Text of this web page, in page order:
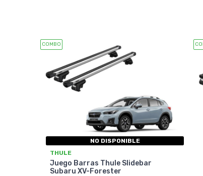
COMBO
NO DISPONIBLE
THULE
Juego Barras Thule Slidebar
Subaru XV-Forester